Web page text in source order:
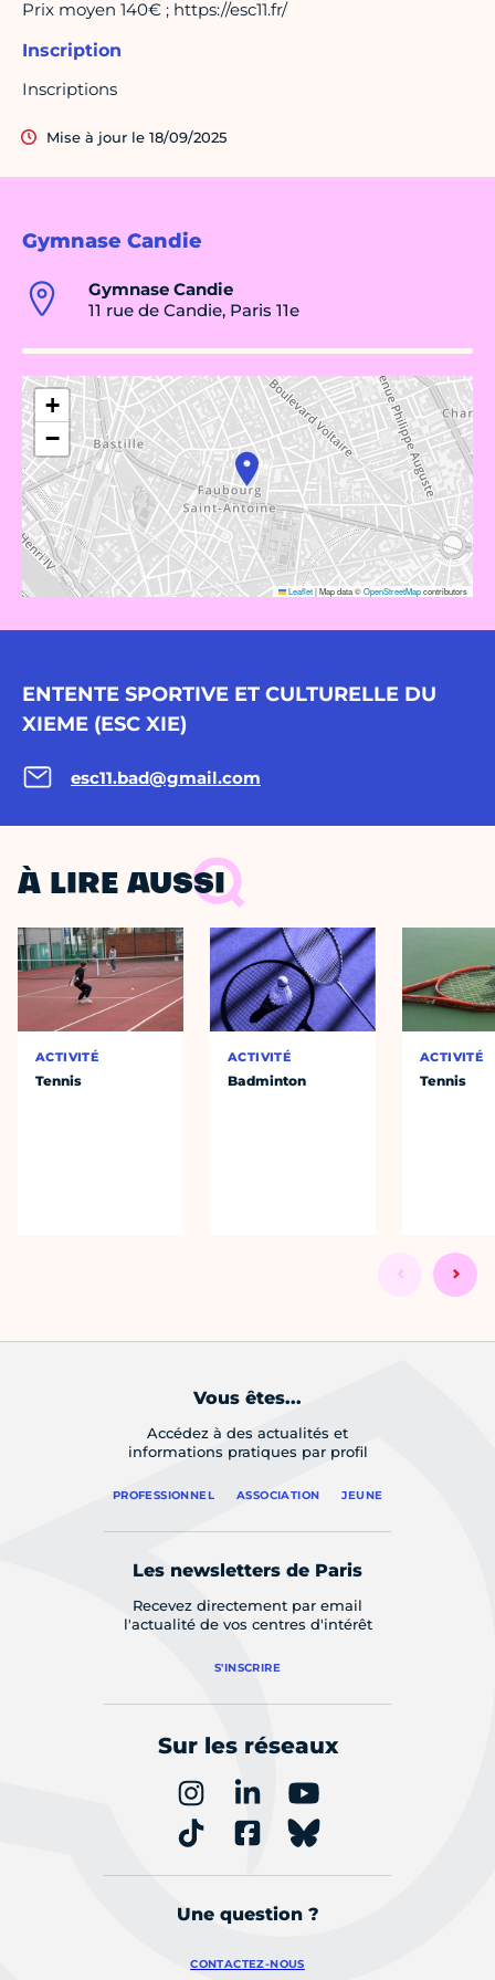
Gymnase Candie
Gymnase Candie
11 rue de Candie, Paris 11e
+
−
Leaflet|Map data ©OpenStreetMapcontributors
ENTENTE SPORTIVE ET CULTURELLE DU
XIEME (ESC XIE)
esc11.bad@gmail.com
Prix moyen 140€ ; https://esc11.fr/
Inscription
Inscriptions
Mise à jour le 18/09/2025
À LIRE AUSSI
ACTIVITÉ
Tennis
ACTIVITÉ
Badminton
ACTIVITÉ
Tennis
Vous êtes...
Accédez à des actualités et
informations pratiques par profil
PROFESSIONNEL ASSOCIATION JEUNE
Les newsletters de Paris
Recevez directement par email
l'actualité de vos centres d'intérêt
S'INSCRIRE
Sur les réseaux
Une question ?
CONTACTEZ-NOUS